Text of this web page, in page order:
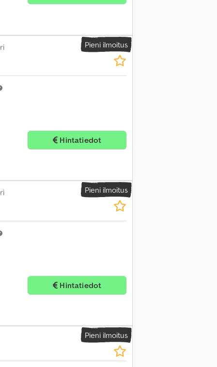
Pieni ilmoitus
Hintatiedot
Pieni ilmoitus
Hintatiedot
Pieni ilmoitus